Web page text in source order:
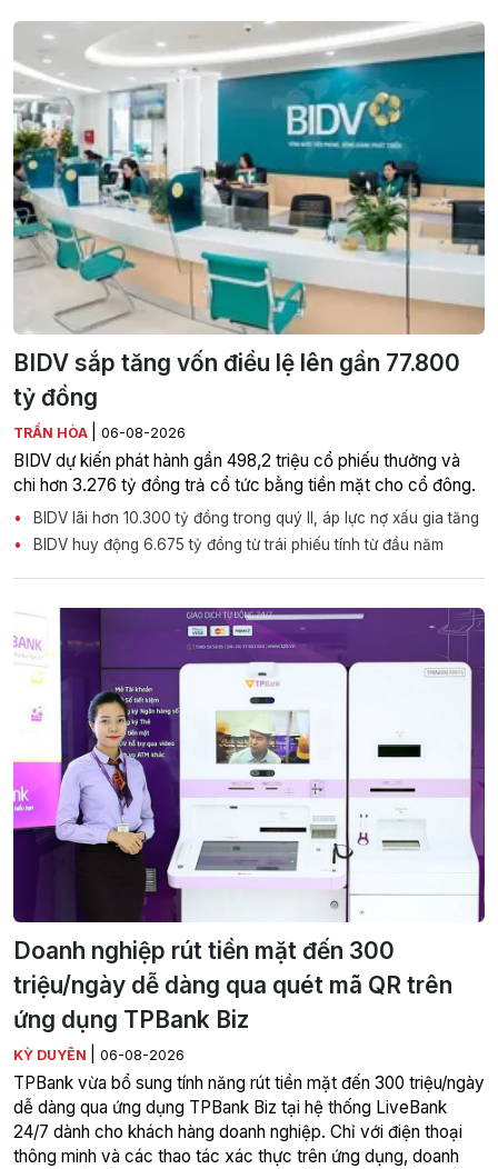
BIDV sắp tăng vốn điều lệ lên gần 77.800
tỷ đồng
TRẦN HÒA 06-08-2026
BIDV dự kiến phát hành gần 498,2 triệu cổ phiếu thưởng và
chi hơn 3.276 tỷ đồng trả cổ tức bằng tiền mặt cho cổ đông.
BIDV lãi hơn 10.300 tỷ đồng trong quý II, áp lực nợ xấu gia tăng
BIDV huy động 6.675 tỷ đồng từ trái phiếu tính từ đầu năm
Doanh nghiệp rút tiền mặt đến 300
triệu/ngày dễ dàng qua quét mã QR trên
ứng dụng TPBank Biz
KỲ DUYÊN 06-08-2026
TPBank vừa bổ sung tính năng rút tiền mặt đến 300 triệu/ngày
dễ dàng qua ứng dụng TPBank Biz tại hệ thống LiveBank
24/7 dành cho khách hàng doanh nghiệp. Chỉ với điện thoại
thông minh và các thao tác xác thực trên ứng dụng, doanh